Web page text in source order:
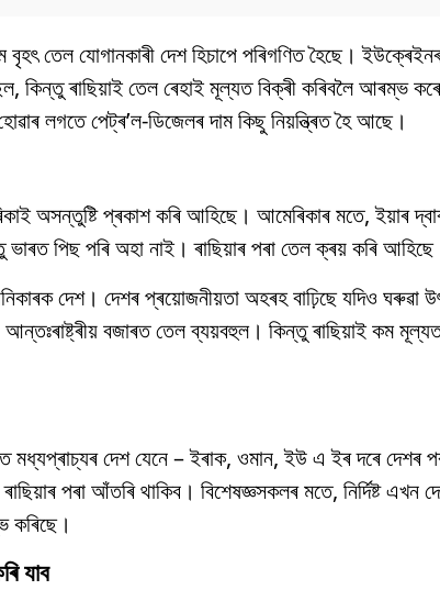
তেল যোগানকাৰী দেশ হিচাপে পৰিগণিত হৈছে।
কিন্তু ৰাছিয়াই তেল ৰেহাই মূল্যত বিক্ৰী কৰিবলৈ আৰম্ভ
লগতে পেট্ৰ’ল-ডিজেলৰ দাম কিছু নিয়ন্ত্ৰিত হৈ আছে।
অসন্তুষ্টি প্ৰকাশ কৰি আহিছে। আমেৰিকাৰ মতে, ইয়াৰ
পিছ পৰি অহা নাই। ৰাছিয়াৰ পৰা তেল ক্ৰয় কৰি
দেশ। দেশৰ প্ৰয়োজনীয়তা অহৰহ বাঢ়িছে যদিও
বজাৰত তেল ব্যয়বহুল। কিন্তু ৰাছিয়াই কম
মধ্যপ্ৰাচ্যৰ দেশ যেনে – ইৰাক, ওমান, ইউ এ ইৰ দৰে দেশৰ
পৰা আঁতৰি থাকিব। বিশেষজ্ঞসকলৰ মতে, নিৰ্দিষ্ট এখন
কৰিছে।
যাব